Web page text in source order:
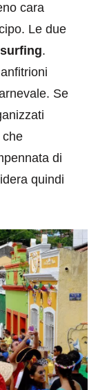
cara
Le due
.
Se
che
di
quindi